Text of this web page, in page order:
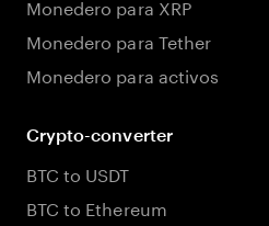
Monedero para XRP
Monedero para Tether
Monedero para activos
Crypto-converter
BTC to USDT
BTC to Ethereum